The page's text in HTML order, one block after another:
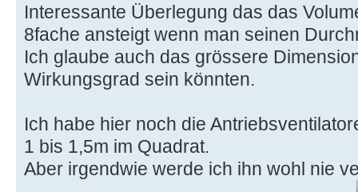
Interessante Überlegung das das
8fache ansteigt wenn man seinen
Ich glaube auch das grössere
Wirkungsgrad sein könnten.
Ich habe hier noch die
1 bis 1,5m im Quadrat.
Aber irgendwie werde ich ihn wohl nie